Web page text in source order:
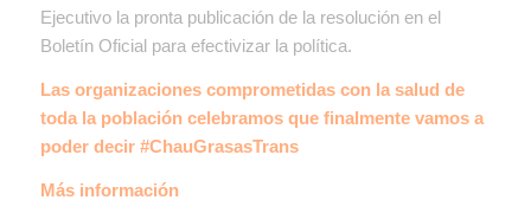
Ejecutivo la pronta publicación de la resolución en el
Boletín Oficial para efectivizar la política.
Las organizaciones comprometidas con la salud de
toda la población celebramos que finalmente vamos a
poder decir #ChauGrasasTrans
Más información